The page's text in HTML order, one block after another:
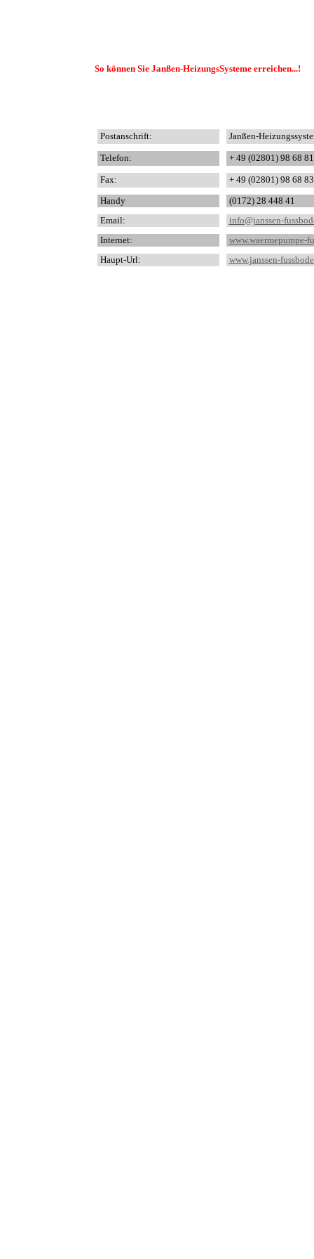
So können Sie Janßen-HeizungsSysteme erreichen...!
Postanschrift: Janßen-
Telefon: + 49 (02801) 98 68 81
Fax:
+ 49 (02801) 98 68 83
Handy
(0172) 28 448 41
Email:
info@janssen-
Internet:
www.waermepumpe-
Haupt-Url:
www.janssen-